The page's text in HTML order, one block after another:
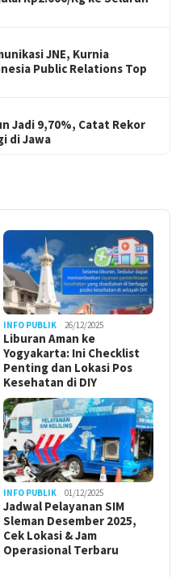
JNE, Kurnia
Public Relations Top
Jadi 9,70%, Catat Rekor
di Jawa
INFO PUBLIK 26/12/2025
Liburan Aman ke
Yogyakarta: Ini Checklist
Penting dan Lokasi Pos
Kesehatan di DIY
INFO PUBLIK 01/12/2025
Jadwal Pelayanan SIM
Sleman Desember 2025,
Cek Lokasi & Jam
Operasional Terbaru